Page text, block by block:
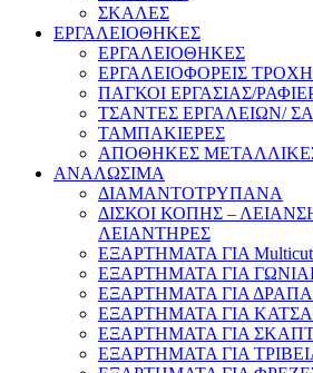
ΣΚΑΛΕΣ
ΕΡΓΑΛΕΙΟΘΗΚΕΣ
ΕΡΓΑΛΕΙΟΘΗΚΕΣ
ΕΡΓΑΛΕΙΟΦΟΡΕΙΣ
ΠΑΓΚΟΙ ΕΡΓΑΣΙΑΣ/
ΤΣΑΝΤΕΣ ΕΡΓΑΛΕΙΩΝ/
ΤΑΜΠΑΚΙΕΡΕΣ
ΑΠΟΘΗΚΕΣ
ΑΝΑΛΩΣΙΜΑ
ΔΙΑΜΑΝΤΟΤΡΥΠΑΝΑ
ΔΙΣΚΟΙ ΚΟΠΗΣ –
ΛΕΙΑΝΤΗΡΕΣ
ΕΞΑΡΤΗΜΑΤΑ ΓΙΑ
ΕΞΑΡΤΗΜΑΤΑ ΓΙΑ
ΕΞΑΡΤΗΜΑΤΑ ΓΙΑ
ΕΞΑΡΤΗΜΑΤΑ ΓΙΑ
ΕΞΑΡΤΗΜΑΤΑ ΓΙΑ
ΕΞΑΡΤΗΜΑΤΑ ΓΙΑ